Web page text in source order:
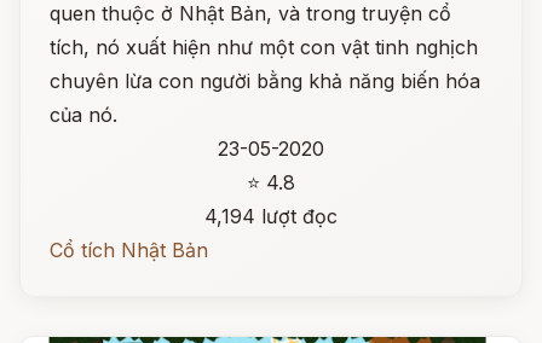
quen thuộc ở Nhật Bản, và trong truyện cổ
tích, nó xuất hiện như một con vật tinh nghịch
chuyên lừa con người bằng khả năng biến hóa
của nó.
23-05-2020
⭐ 4.8
4,194 lượt đọc
Cổ tích Nhật Bản